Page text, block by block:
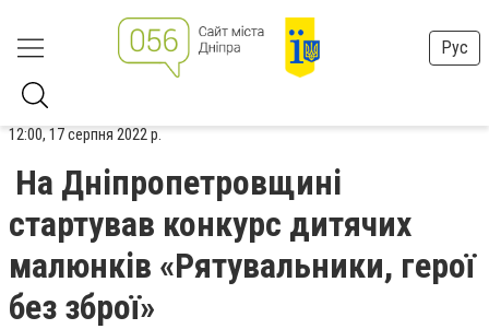
Рус
12:00, 17 серпня 2022 р.
На Дніпропетровщині
стартував конкурс дитячих
малюнків «Рятувальники, герої
без зброї»